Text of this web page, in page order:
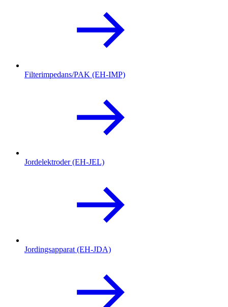
Filterimpedans/PAK (EH-IMP)
Jordelektroder (EH-JEL)
Jordingsapparat (EH-JDA)